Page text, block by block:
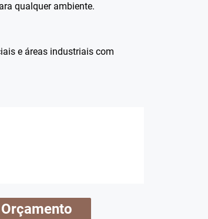
qualquer ambiente.
e áreas industriais com
Solicitar Orçamento